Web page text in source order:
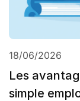
18/06/2026
Les
simple